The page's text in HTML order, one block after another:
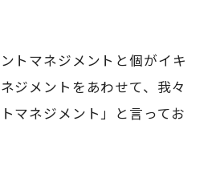
トマネジメントと個がイキ
ジメントをあわせて、我々
マネジメント」と言ってお